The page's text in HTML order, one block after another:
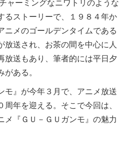
ャーミングなニワトリのような
るストーリーで、１９８４年か
ニメのゴールデンタイムである
放送され、お茶の間を中心に人
放送もあり、筆者的には平日夕
ある。
』が今年３月で、アニメ放送
周年を迎える。そこで今回は、
メ『ＧＵ－ＧＵガンモ』の魅力